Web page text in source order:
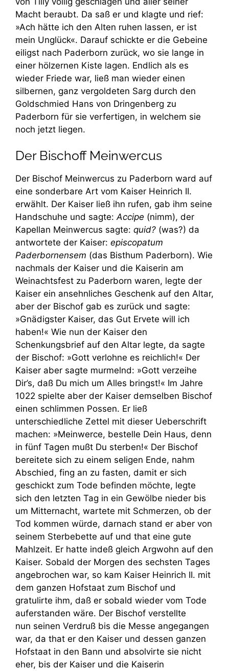
Macht beraubt. Da saß er und klagte und rief:
»Ach hätte ich den Alten ruhen lassen, er ist
mein Unglück«. Darauf schickte er die Gebeine
eiligst nach Paderborn zurück, wo sie lange in
einer hölzernen Kiste lagen. Endlich als es
wieder Friede war, ließ man wieder einen
silbernen, ganz vergoldeten Sarg durch den
Goldschmied Hans von Dringenberg zu
Paderborn für sie verfertigen, in welchem sie
noch jetzt liegen.
Der Bischoff Meinwercus
Der Bischof Meinwercus zu Paderborn ward auf
eine sonderbare Art vom Kaiser Heinrich II.
erwählt. Der Kaiser ließ ihn rufen, gab ihm seine
Handschuhe und sagte: Accipe (nimm), der
Kapellan Meinwercus sagte: quid? (was?) da
antwortete der Kaiser: episcopatum
Paderbornensem (das Bisthum Paderborn). Wie
nachmals der Kaiser und die Kaiserin am
Weinachtsfest zu Paderborn waren, legte der
Kaiser ein ansehnliches Geschenk auf den Altar,
aber der Bischof gab es zurück und sagte:
»Gnädigster Kaiser, das Gut Ervete will ich
haben!« Wie nun der Kaiser den
Schenkungsbrief auf den Altar legte, da sagte
der Bischof: »Gott verlohne es reichlich!« Der
Kaiser aber sagte murmelnd: »Gott verzeihe
Dir’s, daß Du mich um Alles bringst!« Im Jahre
1022 spielte aber der Kaiser demselben Bischof
einen schlimmen Possen. Er ließ
unterschiedliche Zettel mit dieser Ueberschrift
machen: »Meinwerce, bestelle Dein Haus, denn
in fünf Tagen mußt Du sterben!« Der Bischof
bereitete sich zu einem seligen Ende, nahm
Abschied, fing an zu fasten, damit er sich
geschickt zum Tode befinden möchte, legte
sich den letzten Tag in ein Gewölbe nieder bis
um Mitternacht, wartete mit Schmerzen, ob der
Tod kommen würde, darnach stand er aber von
seinem Sterbebette auf und that eine gute
Mahlzeit. Er hatte indeß gleich Argwohn auf den
Kaiser. Sobald der Morgen des sechsten Tages
angebrochen war, so kam Kaiser Heinrich II. mit
dem ganzen Hofstaat zum Bischof und
gratulirte ihm, daß er sobald wieder vom Tode
auferstanden wäre. Der Bischof verstellte
nun seinen Verdruß bis die Messe angegangen
war, da that er den Kaiser und dessen ganzen
Hofstaat in den Bann und absolvirte sie nicht
eher, bis der Kaiser und die Kaiserin